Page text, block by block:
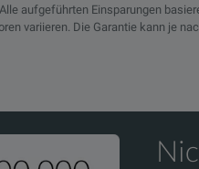
aufgeführten Einsparungen
variieren. Die Garantie kann je